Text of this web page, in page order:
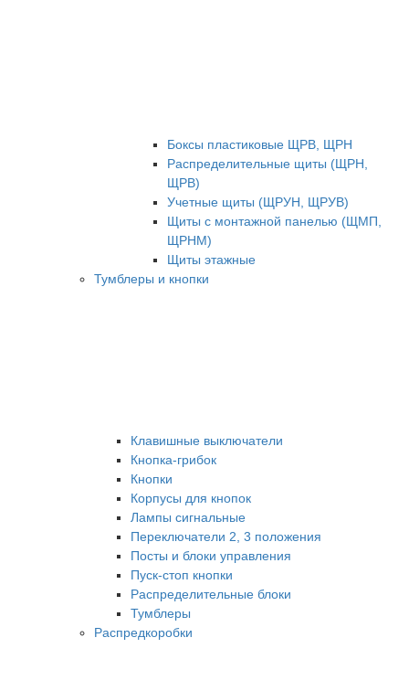
Боксы пластиковые ЩРВ, ЩРН
Распределительные щиты (ЩРН,
ЩРВ)
Учетные щиты (ЩРУН, ЩРУВ)
Щиты с монтажной панелью (ЩМП,
ЩРНМ)
Щиты этажные
Тумблеры и кнопки
Клавишные выключатели
Кнопка-грибок
Кнопки
Корпусы для кнопок
Лампы сигнальные
Переключатели 2, 3 положения
Посты и блоки управления
Пуск-стоп кнопки
Распределительные блоки
Тумблеры
Распредкоробки